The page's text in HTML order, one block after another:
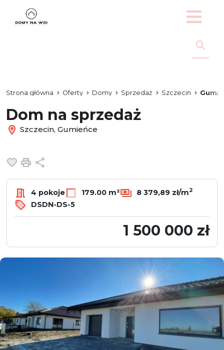
Strona główna Oferty Domy Sprzedaż Szczecin
Dom na sprzedaż
Szczecin, Gumieńce
Dodaj do ulubionych
Drukuj
4 pokoje 179.00 m² 8 379,89 zł/m2
DSDN-DS-5
1 500 000 zł